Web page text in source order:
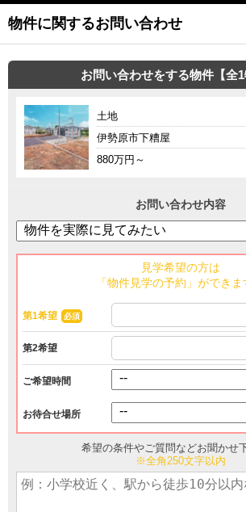
物件に関するお問い合わせ
お問い合わせをする物件【全1
土地
伊勢原市下糟屋
880万円～
お問い合わせ内容
見学希望の方は
「物件見学の予約」ができま
第1希望 必須
第2希望
ご希望時間
お待合せ場所
希望の条件やご質問などお聞かせ
※全角250文字以内